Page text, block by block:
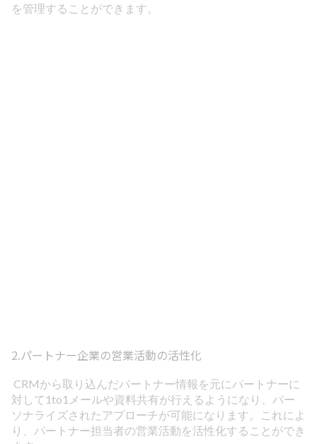
を管理することができます。
2.パートナー企業の営業活動の活性化
CRMから取り込んだパートナー情報を元にパートナーに
対して1to1メールや資料共有が行えるようになり、パー
ソナライズされたアプローチが可能になります。これによ
り、パートナー担当者の営業活動を活性化することができ